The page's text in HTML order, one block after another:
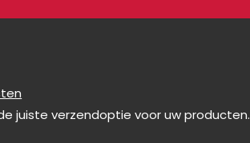
de juiste verzendoptie voor uw producten.